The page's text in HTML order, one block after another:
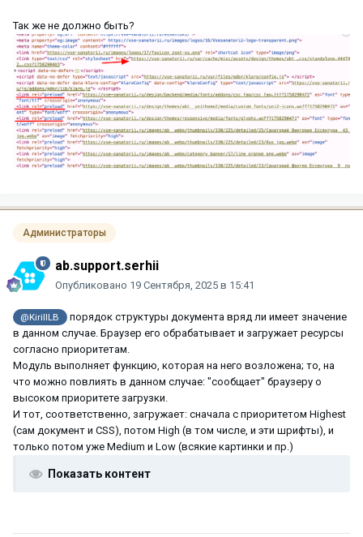
Так же не должно быть?
Администраторы
ab.support.serhii
Опубликовано 19 Сентября, 2025 в 15:41
@KirillLB
порядок структуры документа вряд ли имеет значение
в данном случае. Браузер его обрабатывает и загружает ресурсы
согласно приоритетам.
Модуль выполняет функцию, которая на него возложена; то, на
что можно повлиять в данном случае: "сообщает" браузеру о
высоком приоритете загрузки.
И тот, соответственно, загружает: сначала с приоритетом Highest
(сам документ и CSS), потом High (в том числе, и эти шрифты), и
только потом уже Medium и Low (всякие картинки и пр.)
Показать контент